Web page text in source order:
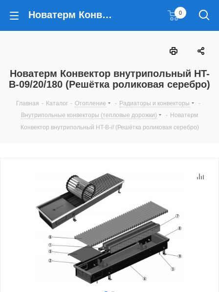
Новатерм Конвектор внутрипольный HT-B-09/20/180 (Решётка роликовая серебро) 0
Новатерм Конвектор внутрипольный HT-
B-09/20/180 (Решётка роликовая серебро)
Главная - Каталог - Отопление - Радиаторы и конвекторы
-
Внутрипольные конвекторы (тепловые дорожки)
- Новатерм
Конвектор внутрипольный HT-B-// (Решётка роликовая серебро)